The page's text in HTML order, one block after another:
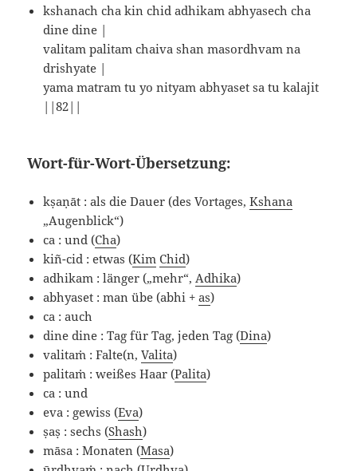
kshanach cha kin chid adhikam abhyasech cha
dine dine |
valitam palitam chaiva shan masordhvam na
drishyate |
yama matram tu yo nityam abhyaset sa tu kalajit
||82||
Wort-für-Wort-Übersetzung:
kṣaṇāt : als die Dauer (des Vortages,Kshana
„Augenblick“)
ca : und (Cha)
kiñ-cid : etwas (Kim Chid)
adhikam : länger („mehr“,Adhika)
abhyaset : man übe (abhi +as)
ca : auch
dine dine : Tag für Tag, jeden Tag (Dina)
valitaṁ : Falte(n,Valita)
palitaṁ : weißes Haar (Palita)
ca : und
eva : gewiss (Eva)
ṣaṣ : sechs (Shash)
māsa : Monaten (Masa)